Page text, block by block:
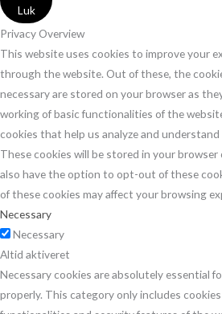
Luk
Privacy Overview
This website uses cookies to improve your
through the website. Out of these, the
necessary are stored on your browser as
working of basic functionalities of the
cookies that help us analyze and
These cookies will be stored in your
also have the option to opt-out of these
of these cookies may affect your browsing
Necessary
Necessary
Altid aktiveret
Necessary cookies are absolutely essential
properly. This category only includes